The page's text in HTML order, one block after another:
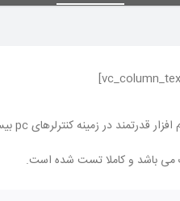
می باشد و کاملا تست شده است.